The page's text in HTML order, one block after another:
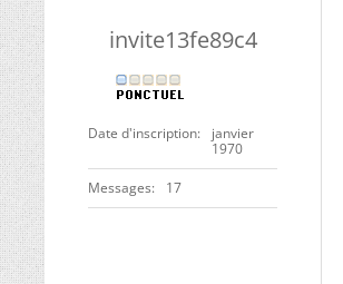
invite13fe89c4
Date d'inscription
janvier
1970
Messages 17